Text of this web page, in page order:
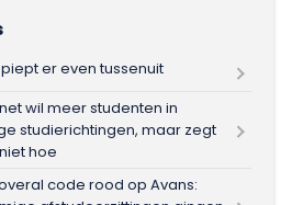
piept er even tussenuit
wil meer studenten in
studierichtingen, maar zegt
hoe
code rood op Avans: